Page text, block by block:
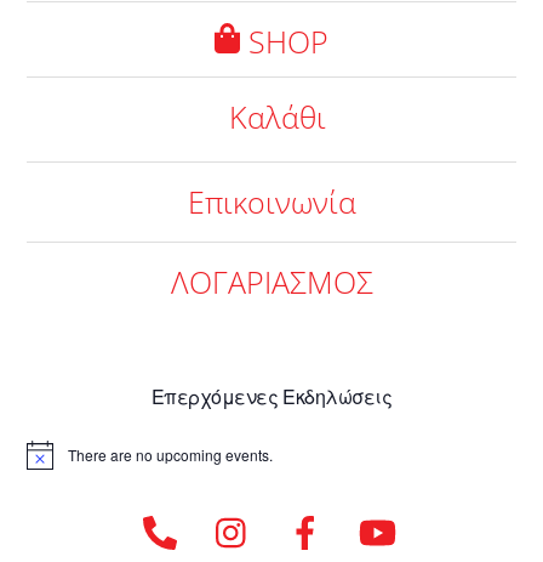
SHOP
Καλάθι
Επικοινωνία
ΛΟΓΑΡΙΑΣΜΟΣ
Επερχόμενες Εκδηλώσεις
There are no upcoming events.